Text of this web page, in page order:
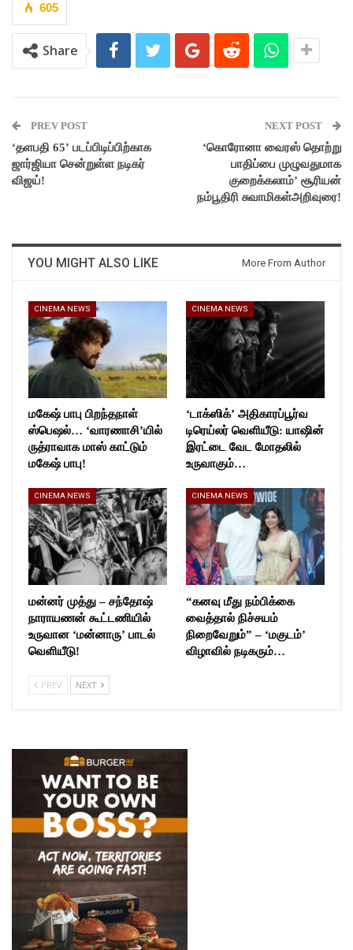
605
Share
PREV POST
‘தளபதி 65’ படப்பிடிப்பிற்காக
ஜார்ஜியா சென்றுள்ள நடிகர்
விஜய்!
NEXT POST
‘கொரோனா வைரஸ் தொற்று
பாதிப்பை முழுவதுமாக
குறைக்கலாம்’ சூரியன்
நம்பூதிரி சுவாமிகள்அறிவுரை!
YOU MIGHT ALSO LIKE More From Author
CINEMA NEWS
மகேஷ் பாபு பிறந்தநாள்
ஸ்பெஷல்… ‘வாரணாசி’யில்
ருத்ராவாக மாஸ் காட்டும்
மகேஷ் பாபு!
CINEMA NEWS
‘டாக்ஸிக்’ அதிகாரப்பூர்வ
டிரெய்லர் வெளியீடு: யாஷின்
இரட்டை வேட மோதலில்
உருவாகும்…
CINEMA NEWS
மன்னர் முத்து – சந்தோஷ்
நாராயணன் கூட்டணியில்
உருவான ‘மன்னாரு’ பாடல்
வெளியீடு!
CINEMA NEWS
“கனவு மீது நம்பிக்கை
வைத்தால் நிச்சயம்
நிறைவேறும்” – ‘மகுடம்’
விழாவில் நடிகரும்…
PREV NEXT